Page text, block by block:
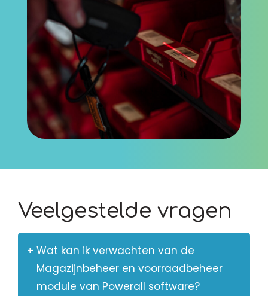
Veelgestelde vragen
Wat kan ik verwachten van de
Magazijnbeheer en voorraadbeheer
module van Powerall software?